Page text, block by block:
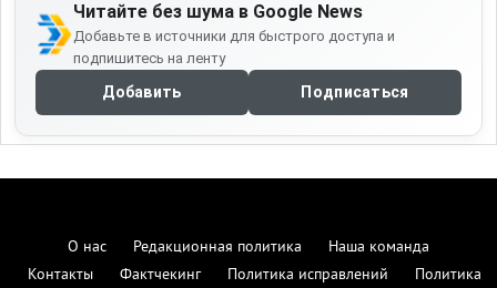
Читайте без шума в Google News
Добавьте в источники для быстрого доступа и
подпишитесь на ленту
Добавить Подписаться
О нас Редакционная политика
Наша команда
Контакты
Фактчекинг Политика исправлений
Политика